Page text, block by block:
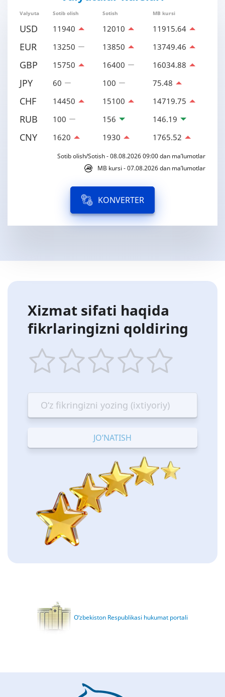
Valyuta Sotib olish Sotish MB kursi
USD 11940 12010 11915.64
EUR 13250 13850 13749.46
GBP 15750 16400 16034.88
JPY 60 100 75.48
CHF 14450 15100 14719.75
RUB 100 156 146.19
CNY 1620 1930 1765.52
Sotib olish/Sotish - 08.08.2026 09:00 dan ma’lumotlar
MB kursi - 07.08.2026 dan ma’lumotlar
KONVERTER
Xizmat sifati haqida
fikrlaringizni qoldiring
star
Terrible
stars
—
Bad
stars
—
OK
stars
—
Good
stars
—
Excellent
O‘zbekiston Respublikasi hukumat portali